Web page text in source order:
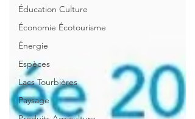
Éducation Culture
Économie Écotourisme
Énergie
Espèces
Lacs Tourbières
Paysage